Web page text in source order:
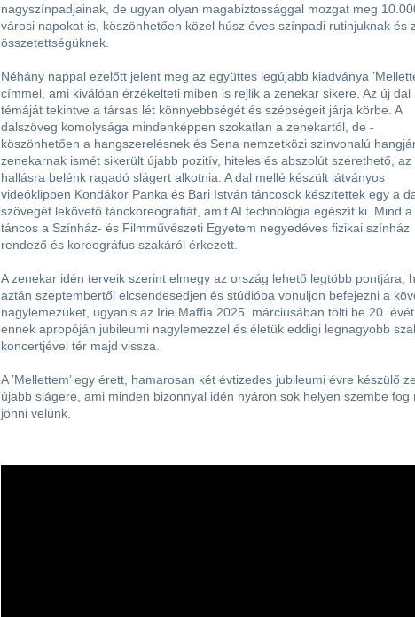
nagyszínpadjainak, de ugyan olyan magabiztossággal mozgat meg
városi napokat is, köszönhetően közel húsz éves színpadi rutinjuknak és
összetettségüknek.
Néhány nappal ezelőtt jelent meg az együttes legújabb kiadványa
címmel, ami kiválóan érzékelteti miben is rejlik a zenekar sikere. Az új dal
témáját tekintve a társas lét könnyebbségét és szépségeit járja körbe. A
dalszöveg komolysága mindenképpen szokatlan a zenekartól, de -
köszönhetően a hangszerelésnek és Sena nemzetközi színvonalú
zenekarnak ismét sikerült újabb pozitív, hiteles és abszolút szerethető, az
hallásra belénk ragadó slágert alkotnia. A dal mellé készült látványos
videóklipben Kondákor Panka és Bari István táncosok készítettek egy a
szövegét lekövető tánckoreográfiát, amit AI technológia egészít ki. Mind a
táncos a Színház- és Filmművészeti Egyetem negyedéves fizikai színház
rendező és koreográfus szakáról érkezett.
A zenekar idén terveik szerint elmegy az ország lehető legtöbb pontjára,
aztán szeptembertől elcsendesedjen és stúdióba vonuljon befejezni a
nagylemezüket, ugyanis az Irie Maffia 2025. márciusában tölti be 20.
ennek apropóján jubileumi nagylemezzel és életük eddigi legnagyobb
koncertjével tér majd vissza.
A ’Mellettem’ egy érett, hamarosan két évtizedes jubileumi évre készülő
újabb slágere, ami minden bizonnyal idén nyáron sok helyen szembe fog
jönni velünk.